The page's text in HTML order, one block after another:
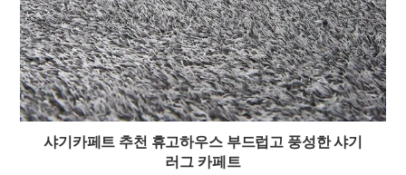
샤기카페트 추천 휴고하우스 부드럽고 풍성한 샤기
러그 카페트